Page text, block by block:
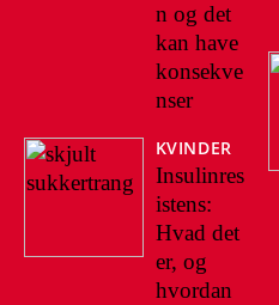
n og det
kan have
konsekve
nser
KVINDER
Insulinres
istens:
Hvad det
er, og
hvordan